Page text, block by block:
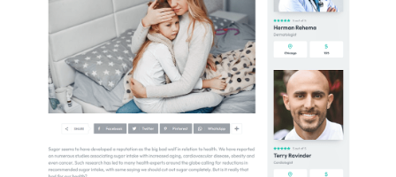
Lifestyle, Sport & Duurzaamheid
Gadgets & Tech
Top 5 van Valerie
Health & Beauty
Huis & Tuin
Nieuws & Media